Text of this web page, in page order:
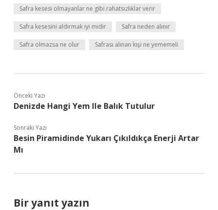
Safra kesesi olmayanlar ne gibi rahatsızlıklar verir
Safra kesesini aldırmak iyi midir Safra neden alınır
Safra olmazsa ne olur Safrası alınan kişi ne yememeli
Önceki Yazı
Denizde Hangi Yem Ile Balık Tutulur
Sonraki Yazı
Besin Piramidinde Yukarı Çıkıldıkça Enerji Artar
Mı
Bir yanıt yazın